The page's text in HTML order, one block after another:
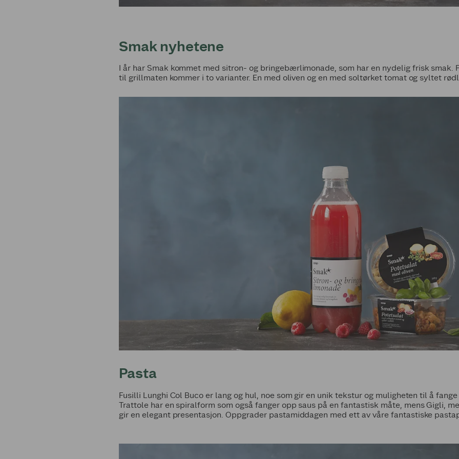
Smak nyhetene
I år har Smak kommet med sitron- og bringebærlimonade, som har en nydelig frisk smak.
til grillmaten kommer i to varianter. En med oliven og en med soltørket tomat og syltet
Pasta
Fusilli Lunghi Col Buco er lang og hul, noe som gir en unik tekstur og muligheten til å
Trattole har en spiralform som også fanger opp saus på en fantastisk måte, mens Gigli,
gir en elegant presentasjon. Oppgrader pastamiddagen med ett av våre fantastiske